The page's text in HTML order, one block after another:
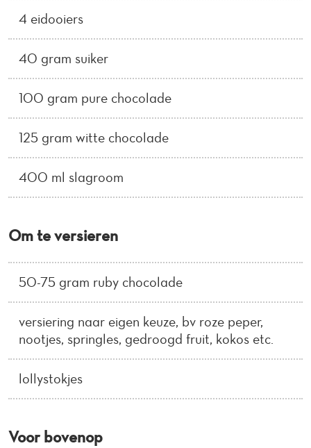
4 eidooiers
40 gram suiker
100 gram pure chocolade
125 gram witte chocolade
400 ml slagroom
Om te versieren
50-75 gram ruby chocolade
versiering naar eigen keuze, bv roze peper,
nootjes, springles, gedroogd fruit, kokos etc.
lollystokjes
Voor bovenop